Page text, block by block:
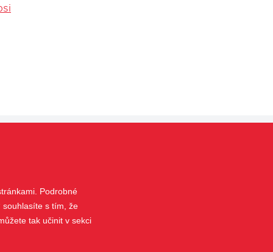
+420 777 115 130
adaxs@adaxs.cz
Podrobné
souhlasíte s tím, že
tak učinit v sekci